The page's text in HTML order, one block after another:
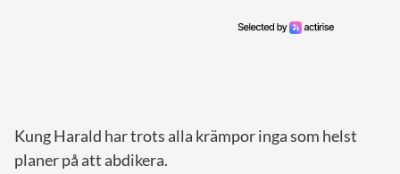
Kung Harald har trots alla krämpor inga som helst
planer på att abdikera.